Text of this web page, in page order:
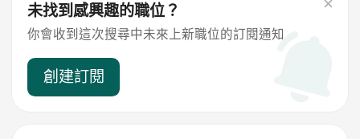
未找到感興趣的職位？
你會收到這次搜尋中未來上新職位的訂閱通知
創建訂閱